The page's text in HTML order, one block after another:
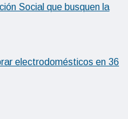
Social que busquen la
electrodomésticos en 36